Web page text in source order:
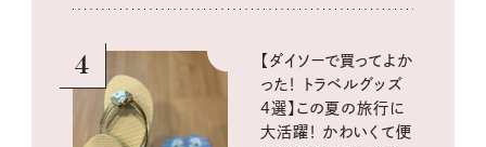
4
【ダイソーで買ってよか
った！ トラベルグッズ
4選】この夏の旅行に
大活躍！ かわいくて便